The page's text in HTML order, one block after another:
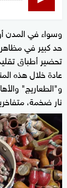
وسواء في المدن
حد كبير في
تحضير أطباق
عادة خلال هذه
و"الطعاريج"
نار ضخمة،